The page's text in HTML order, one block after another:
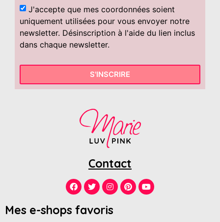
J'accepte que mes coordonnées soient
uniquement utilisées pour vous envoyer notre
newsletter. Désinscription à l'aide du lien inclus
dans chaque newsletter.
S'INSCRIRE
Contact
Mes e-shops favoris